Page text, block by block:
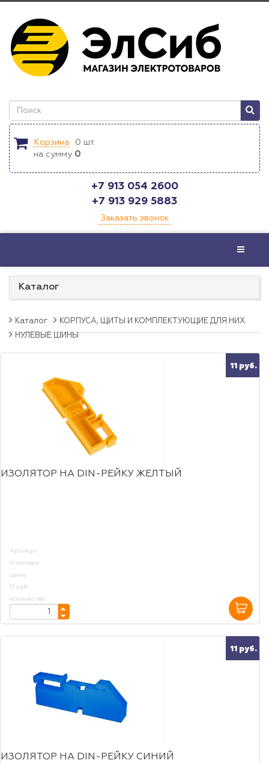
Корзина 0 шт.
на сумму 0
+7 913 054 2600
+7 913 929 5883
Заказать звонок
Меню
Каталог
Каталог
КОРПУСА, ЩИТЫ И КОМПЛЕКТУЮЩИЕ ДЛЯ НИХ
НУЛЕВЫЕ ШИНЫ
11 руб.
ИЗОЛЯТОР НА DIN-РЕЙКУ ЖЕЛТЫЙ
Артикул
Упаковка
цена:
11 руб.
количество:
11 руб.
ИЗОЛЯТОР НА DIN-РЕЙКУ СИНИЙ